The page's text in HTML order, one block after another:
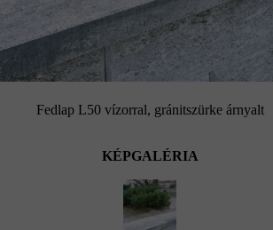
Fedlap L50 vízorral, gránitszürke árnyalt
KÉPGALÉRIA